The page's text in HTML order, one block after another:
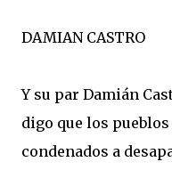
DAMIAN CASTRO
Y su par Damián
digo que los
condenados a